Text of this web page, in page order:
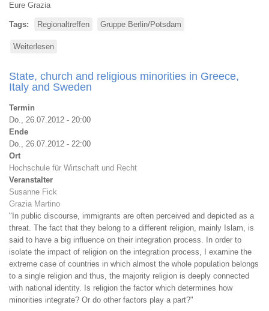
Eure Grazia
Tags Regionaltreffen Gruppe Berlin/Potsdam
Weiterlesen
State, church and religious minorities in Greece,
Italy and Sweden
Termin
Do., 26.07.2012 - 20:00
Ende
Do., 26.07.2012 - 22:00
Ort
Hochschule für Wirtschaft und Recht
Veranstalter
Susanne Fick
Grazia Martino
"In public discourse, immigrants are often perceived and depicted as a
threat. The fact that they belong to a different religion, mainly Islam, is
said to have a big influence on their integration process. In order to
isolate the impact of religion on the integration process, I examine the
extreme case of countries in which almost the whole population belongs
to a single religion and thus, the majority religion is deeply connected
with national identity. Is religion the factor which determines how
minorities integrate? Or do other factors play a part?"